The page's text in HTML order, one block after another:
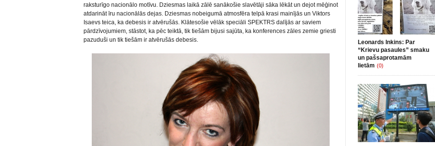
raksturīgo nacionālo motīvu. Dziesmas laikā zālē sanākošie slavētāji sāka lēkāt un dejot mēģinot
atdarināt īru nacionālās dejas. Dziesmas nobeigumā atmosfēra telpā krasi mainījās un Viktors
Isaevs teica, ka debesis ir atvērušās. Klātesošie vēlāk speciāli SPEKTRS dalījās ar saviem
pārdzīvojumiem, stāstot, ka pēc teiktā, tik tiešām bijusi sajūta, ka konferences zāles zemie griesti
pazuduši un tik tiešām ir atvērušās debesis.
Leonards Inkins: Par
“Krievu pasaules” smaku
un pašsaprotamām
lietām (0)